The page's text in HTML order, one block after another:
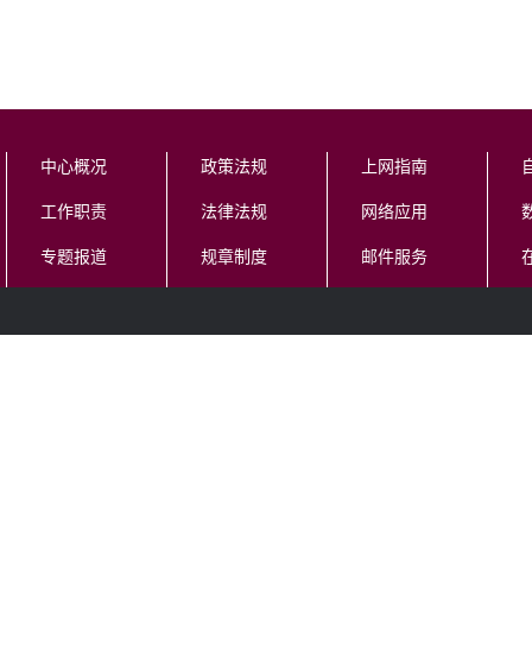
中心概况
工作职责
专题报道
政策法规
法律法规
规章制度
上网指南
网络应用
邮件服务